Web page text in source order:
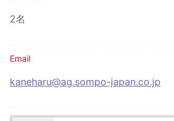
2名
Email
kaneharu@ag.sompo-japan.co.jp